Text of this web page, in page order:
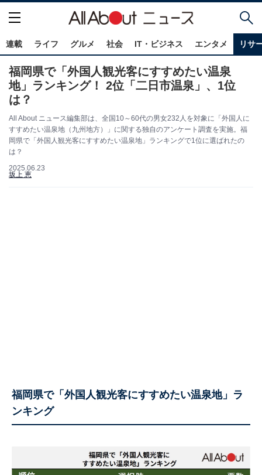
連載 ライフ グルメ 社会 IT・ビジネス エンタメ リサ
福岡県で「外国人観光客にすすめたい温泉
地」ランキング！ 2位「二日市温泉」、1位
は？
All About ニュース編集部は、全国10～60代の男女232人を対象に「外国人に
すすめたい温泉地（九州地方）」に関する独自のアンケート調査を実施。福
岡県で「外国人観光客にすすめたい温泉地」ランキングで1位に選ばれたの
は？
2025.06.23
坂上 恵
福岡県で「外国人観光客にすすめたい温泉地」ラ
ンキング